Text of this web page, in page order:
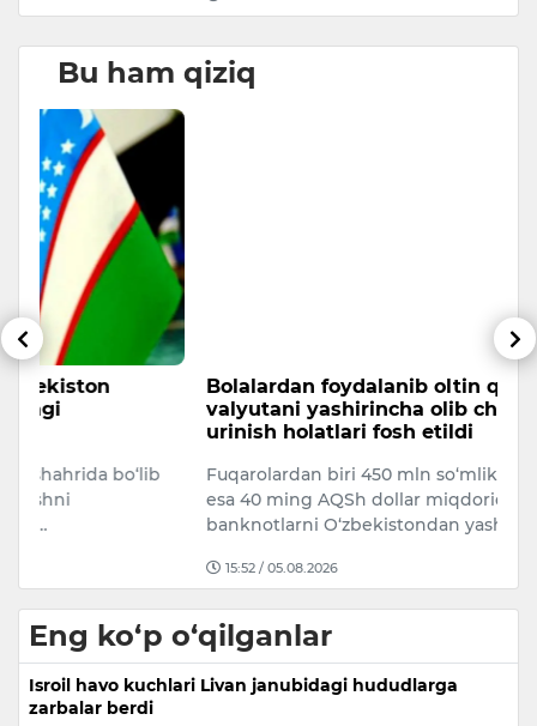
Bu ham qiziq
Bolalardan foydalanib oltin quyma va
valyutani yashirincha olib chiqishga
urinish holatlari fosh etildi
Fuqarolardan biri 450 mln so‘mlik oltinni, boshqasi
esa 40 ming AQSh dollar miqdoridagi
banknotlarni O‘zbekistondan yashirin…
Eng ko‘p o‘qilganlar
Isroil havo kuchlari Livan janubidagi hududlarga
zarbalar berdi